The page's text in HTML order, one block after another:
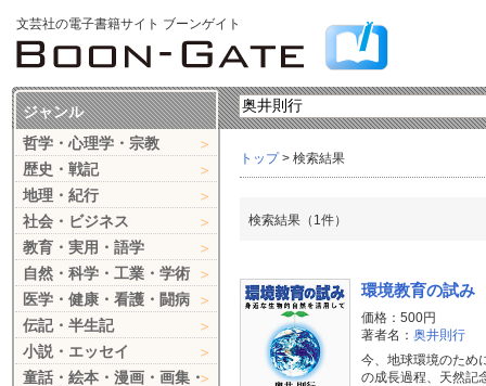
文芸社の電子書籍サイト ブーンゲイト
トップ> 検索結果
検索結果（1件）
環境教育の試み
価格：500円
著者名： 奥井則行
今、地球環境のため
の成長過程、天然記
ジャンル
哲学・心理学・宗教
歴史・戦記
地理・紀行
社会・ビジネス
教育・実用・語学
自然・科学・工業・学術
医学・健康・看護・闘病
伝記・半生記
小説・エッセイ
童話・絵本・漫画・画集・